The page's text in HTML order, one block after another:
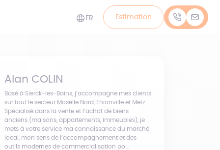
FR Estimation
Alan COLIN
Basé à Sierck-les-Bains, j’accompagne mes clients
sur tout le secteur Moselle Nord, Thionville et Metz.
Spécialisé dans la vente et l’achat de biens
anciens (maisons, appartements, immeubles), je
mets à votre service ma connaissance du marché
local, mon sens de l’accompagnement et des
outils modernes de commercialisation po...